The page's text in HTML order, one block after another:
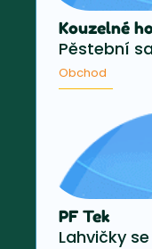
Kouzelné
Pěstební
Obchod
PF Tek
Lahvičky